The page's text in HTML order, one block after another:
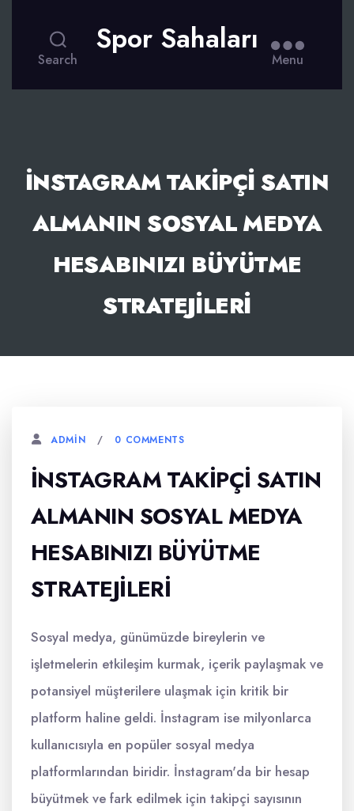
Search
Spor Sahaları
Menu
İNSTAGRAM TAKIPÇI SATIN
ALMANIN SOSYAL MEDYA
HESABINIZI BÜYÜTME
STRATEJILERI
ADMIN 0 COMMENTS
İNSTAGRAM TAKIPÇI SATIN
ALMANIN SOSYAL MEDYA
HESABINIZI BÜYÜTME
STRATEJILERI
Sosyal medya, günümüzde bireylerin ve
işletmelerin etkileşim kurmak, içerik paylaşmak ve
potansiyel müşterilere ulaşmak için kritik bir
platform haline geldi. İnstagram ise milyonlarca
kullanıcısıyla en popüler sosyal medya
platformlarından biridir. İnstagram'da bir hesap
büyütmek ve fark edilmek için takipçi sayısının